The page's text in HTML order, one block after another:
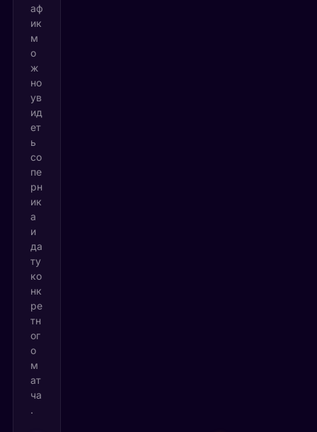
аф
ик
м
о
ж
но
ув
ид
ет
ь
со
пе
рн
ик
а
и
да
ту
ко
нк
ре
тн
ог
о
м
ат
ча
.